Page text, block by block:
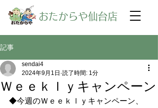
​おたからや仙台店
記事
Ｗｅｅｋｌｙキャンペーン
sendai4
2024年9月1日 読了時間: 1分
◆今週のＷｅｅｋｌｙキャンペーン、